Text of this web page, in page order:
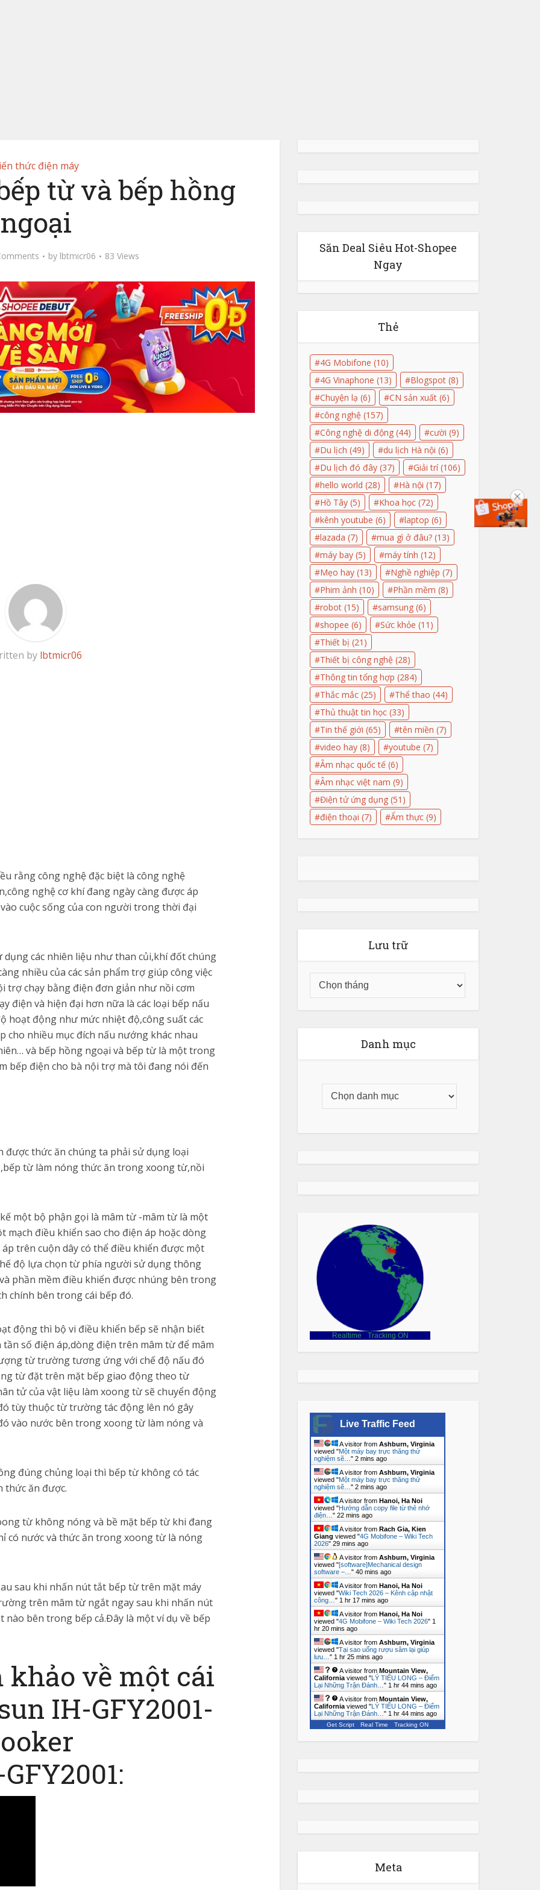
thức điện máy
từ và bếp hồng
ngoại
by lbtmicr06 83 Views
by lbtmicr06
rằng công nghệ đặc biệt là công nghệ
nghệ cơ khí đang ngày càng được áp
cuộc sống của con người trong thời đại
các nhiên liệu như than củi,khí đốt chúng
nhiều của các sản phẩm trợ giúp công việc
trợ chạy bằng điện đơn giản như nồi cơm
điện và hiện đại hơn nữa là các loại bếp nấu
hoạt động như mức nhiệt độ,công suất các
cho nhiều mục đích nấu nướng khác nhau
và bếp hồng ngoại và bếp từ là một trong
bếp điện cho bà nội trợ mà tôi đang nói đến
được thức ăn chúng ta phải sử dụng loại
từ làm nóng thức ăn trong xoong từ,nồi
một bộ phận gọi là mâm từ -mâm từ là một
mạch điều khiển sao cho điện áp hoặc dòng
trên cuộn dây có thể điều khiển được một
độ lựa chọn từ phía người sử dụng thông
phần mềm điều khiển được nhúng bên trong
chính bên trong cái bếp đó.
động thì bộ vi điều khiển bếp sẽ nhận biết
số điện áp,dòng điện trên mâm từ để mâm
từ trường tương ứng với chế độ nấu đó
từ đặt trên mặt bếp giao động theo từ
tử của vật liệu làm xoong từ sẽ chuyển động
tùy thuộc từ trường tác động lên nó gây
vào nước bên trong xoong từ làm nóng và
đúng chủng loại thì bếp từ không có tác
thức ăn được.
từ không nóng và bề mặt bếp từ khi đang
có nước và thức ăn trong xoong từ là nóng
sau khi nhấn nút tắt bếp từ trên mặt máy
trên mâm từ ngắt ngay sau khi nhấn nút
nào bên trong bếp cả.Đây là một ví dụ về bếp
về một cái
IH-GFY2001-
Săn Deal Siêu Hot-Shopee
Ngay
Thẻ
4G Mobifone (10)
4G Vinaphone (13) Blogspot (8)
Chuyện lạ (6) CN sản xuất (6)
công nghệ (157)
Công nghệ di động (44) cười (9)
Du lịch (49) du lịch Hà nội (6)
Du lịch đó đây (37) Giải trí(106)
hello world (28) Hà nội (17)
Hồ Tây (5) Khoa học (72)
kênh youtube (6) laptop (6)
lazada (7) mua gì ở đâu? (13)
máy bay (5) máy tính (12)
Mẹo hay (13) Nghề nghiệp (7)
Phim ảnh (10) Phần mềm (8)
robot (15) samsung (6)
shopee (6) Sức khỏe (11)
Thiết bị (21)
Thiết bị công nghệ (28)
Thông tin tổng hợp (284)
Thắc mắc (25) Thể thao (44)
Thủ thuật tin học (33)
Tin thế giới (65) tên miền (7)
video hay (8) youtube (7)
Âm nhạc quốc tế (6)
Âm nhạc việt nam (9)
Điện tử ứng dụng (51)
điện thoại (7) Ẩm thực (9)
Lưu trữ
Danh mục
Realtime - Tracking ON
Live Traffic Feed
A visitor from Ashburn, Virginia
viewed "Một máy bay trực thăng thử
nghiệm sẽ… " 2 mins ago
A visitor from Ashburn, Virginia
viewed "Một máy bay trực thăng thử
nghiệm sẽ… " 2 mins ago
A visitor from Hanoi, Ha Noi
viewed "Hướng dẫn copy file từ thẻ nhớ
điện… " 22 mins ago
A visitor from Rach Gia, Kien
Giang viewed "4G Mobifone – Wiki Tech
2026" 29 mins ago
A visitor from Ashburn, Virginia
viewed "[software]Mechanical design
software –… " 40 mins ago
A visitor from Hanoi, Ha Noi
viewed "Wiki Tech 2026 – Kênh cập nhật
công… " 1 hr 17 mins ago
A visitor from Hanoi, Ha Noi
viewed "4G Mobifone – Wiki Tech 2026" 1
hr 20 mins ago
A visitor from Ashburn, Virginia
viewed "Tại sao uống rượu sâm lại giúp
lưu… " 1 hr 25 mins ago
A visitor from Mountain View,
California viewed " LÝ TIỂU LONG – Điểm
Lại Những Trận Đánh… " 1 hr 44 mins ago
A visitor from Mountain View,
California viewed " LÝ TIỂU LONG – Điểm
Lại Những Trận Đánh… " 1 hr 44 mins ago
Get Script Real Time Tracking ON
Meta